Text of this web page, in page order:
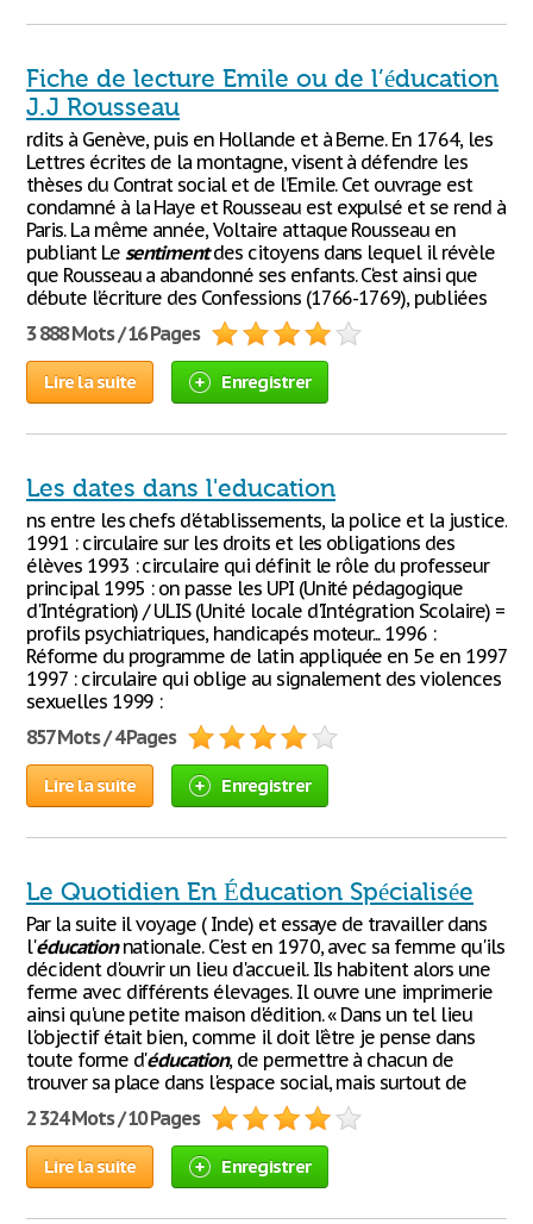
Fiche de lecture Emile ou de l’éducation
J.J Rousseau
rdits à Genève, puis en Hollande et à Berne. En 1764, les
Lettres écrites de la montagne, visent à défendre les
thèses du Contrat social et de l’Emile. Cet ouvrage est
condamné à la Haye et Rousseau est expulsé et se rend à
Paris. La même année, Voltaire attaque Rousseau en
publiant Le sentimentdes citoyens dans lequel il révèle
que Rousseau a abandonné ses enfants. C‘est ainsi que
débute l’écriture des Confessions (1766-1769), publiées
3 888 Mots / 16 Pages
Lire la suite Enregistrer
Les dates dans l'education
ns entre les chefs d'établissements, la police et la justice.
1991 : circulaire sur les droits et les obligations des
élèves 1993 : circulaire qui définit le rôle du professeur
principal 1995 : on passe les UPI (Unité pédagogique
d'Intégration) / ULIS (Unité locale d'Intégration Scolaire) =
profils psychiatriques, handicapés moteur... 1996 :
Réforme du programme de latin appliquée en 5e en 1997
1997 : circulaire qui oblige au signalement des violences
sexuelles 1999 :
857 Mots / 4 Pages
Lire la suite Enregistrer
Le Quotidien En Éducation Spécialisée
Par la suite il voyage ( Inde) et essaye de travailler dans
l'éducationnationale. C'est en 1970, avec sa femme qu'ils
décident d'ouvrir un lieu d'accueil. Ils habitent alors une
ferme avec différents élevages. Il ouvre une imprimerie
ainsi qu'une petite maison d'édition. « Dans un tel lieu
l'objectif était bien, comme il doit l'être je pense dans
toute forme d'éducation, de permettre à chacun de
trouver sa place dans l'espace social, mais surtout de
2 324 Mots / 10 Pages
Lire la suite Enregistrer